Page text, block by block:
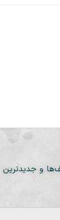
و جدیدترین